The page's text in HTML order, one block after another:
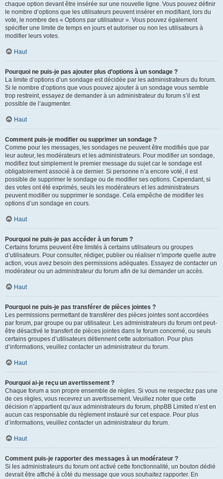
chaque option devant être insérée sur une nouvelle ligne. Vous pouvez définir
le nombre d’options que les utilisateurs peuvent insérer en modifiant, lors du
vote, le nombre des « Options par utilisateur ». Vous pouvez également
spécifier une limite de temps en jours et autoriser ou non les utilisateurs à
modifier leurs votes.
Haut
Pourquoi ne puis-je pas ajouter plus d’options à un sondage ?
La limite d’options d’un sondage est décidée par les administrateurs du forum.
Si le nombre d’options que vous pouvez ajouter à un sondage vous semble
trop restreint, essayez de demander à un administrateur du forum s’il est
possible de l’augmenter.
Haut
Comment puis-je modifier ou supprimer un sondage ?
Comme pour les messages, les sondages ne peuvent être modifiés que par
leur auteur, les modérateurs et les administrateurs. Pour modifier un sondage,
modifiez tout simplement le premier message du sujet car le sondage est
obligatoirement associé à ce dernier. Si personne n’a encore voté, il est
possible de supprimer le sondage ou de modifier ses options. Cependant, si
des votes ont été exprimés, seuls les modérateurs et les administrateurs
peuvent modifier ou supprimer le sondage. Cela empêche de modifier les
options d’un sondage en cours.
Haut
Pourquoi ne puis-je pas accéder à un forum ?
Certains forums peuvent être limités à certains utilisateurs ou groupes
d’utilisateurs. Pour consulter, rédiger, publier ou réaliser n’importe quelle autre
action, vous avez besoin des permissions adéquates. Essayez de contacter un
modérateur ou un administrateur du forum afin de lui demander un accès.
Haut
Pourquoi ne puis-je pas transférer de pièces jointes ?
Les permissions permettant de transférer des pièces jointes sont accordées
par forum, par groupe ou par utilisateur. Les administrateurs du forum ont peut-
être désactivé le transfert de pièces jointes dans le forum concerné, ou seuls
certains groupes d’utilisateurs détiennent cette autorisation. Pour plus
d’informations, veuillez contacter un administrateur du forum.
Haut
Pourquoi ai-je reçu un avertissement ?
Chaque forum a son propre ensemble de règles. Si vous ne respectez pas une
de ces règles, vous recevrez un avertissement. Veuillez noter que cette
décision n’appartient qu’aux administrateurs du forum, phpBB Limited n’est en
aucun cas responsable du règlement instauré sur cet espace. Pour plus
d’informations, veuillez contacter un administrateur du forum.
Haut
Comment puis-je rapporter des messages à un modérateur ?
Si les administrateurs du forum ont activé cette fonctionnalité, un bouton dédié
devrait être affiché à côté du message que vous souhaitez rapporter. En